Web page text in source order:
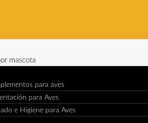
mascota
para aves
para Aves
e Higiene para Aves